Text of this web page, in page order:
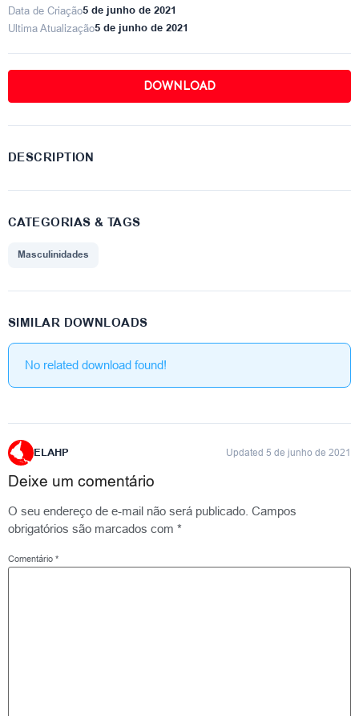
Data de Criação5 de junho de 2021
Ultima Atualização5 de junho de 2021
DOWNLOAD
DESCRIPTION
CATEGORIAS & TAGS
Masculinidades
SIMILAR DOWNLOADS
No related download found!
ELAHP Updated 5 de junho de 2021
Deixe um comentário
O seu endereço de e-mail não será publicado. Campos
obrigatórios são marcados com *
Comentário *